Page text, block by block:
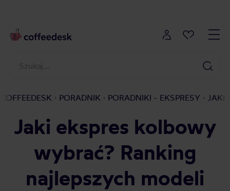
COFFEEDESK PORADNIK PORADNIKI - EKSPRESY JAKI
Jaki ekspres kolbowy
wybrać? Ranking
najlepszych modeli